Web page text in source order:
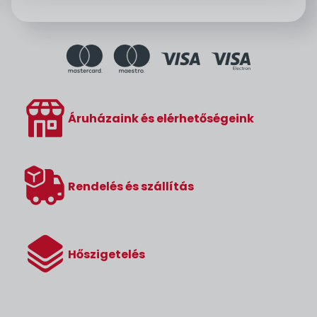
Áruházaink és elérhetőségeink
Rendelés és szállítás
Hőszigetelés